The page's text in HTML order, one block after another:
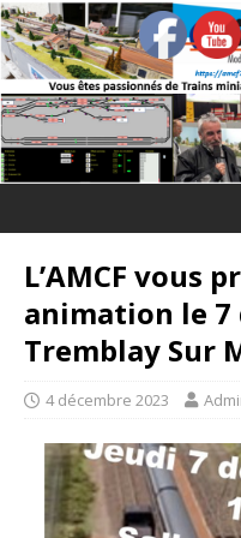
L’AMCF vous
animation le 7
Tremblay Sur
4 décembre 2023